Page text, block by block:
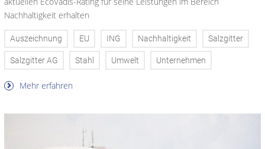
Nachhaltigkeit erhalten
Auszeichnung EU ING Nachhaltigkeit Salzgitter
Salzgitter AG Stahl Umwelt Unternehmen
Mehr erfahren